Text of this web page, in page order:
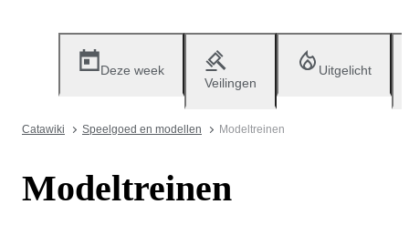
Deze week
Veilingen
Uitgelicht
Catawiki Speelgoed en modellen Modeltreinen
Modeltreinen